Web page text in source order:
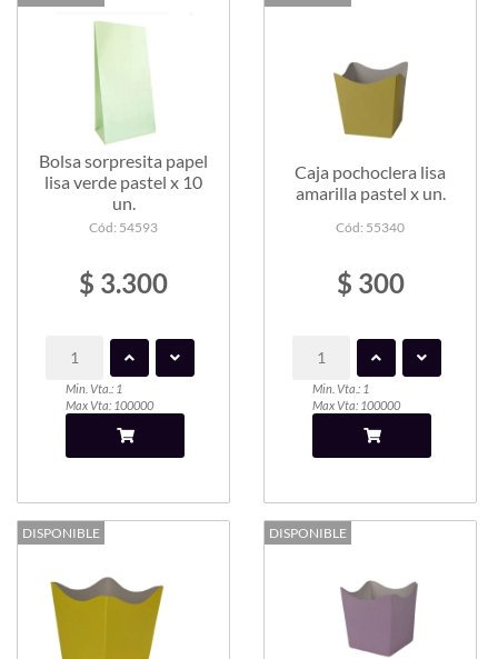
Bolsa sorpresita papel
lisa verde pastel x 10
un.
Cód: 54593
$ 3.300
Min. Vta.: 1
Max Vta: 100000
Caja pochoclera lisa
amarilla pastel x un.
Cód: 55340
$ 300
Min. Vta.: 1
Max Vta: 100000
DISPONIBLE DISPONIBLE